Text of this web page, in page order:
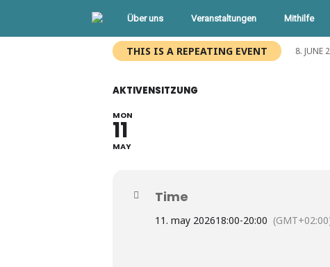
Über uns Veranstaltungen Mithilfe
Start »Events»Aktivensitzung
THIS IS A REPEATING EVENT 8. JUNE
AKTIVENSITZUNG
MON
11
MAY
Time
11. may 202618:00-20:00